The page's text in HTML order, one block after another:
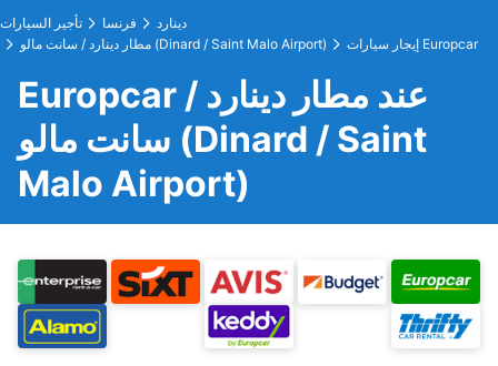
تأجير السيارات فرنسا
دينارد
مطار دينارد / سانت مالو (Dinard / Saint Malo Airport)
إيجار سيارات Europcar
Europcar عند مطار دينارد /
سانت مالو (Dinard / Saint
Malo Airport)